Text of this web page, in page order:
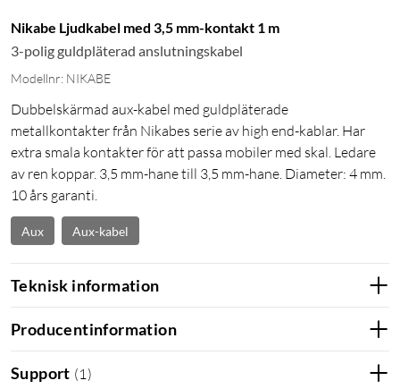
Nikabe Ljudkabel med 3,5 mm-kontakt 1 m
3-polig guldpläterad anslutningskabel
Modellnr: NIKABE
Dubbelskärmad aux-kabel med guldpläterade
metallkontakter från Nikabes serie av high end-kablar. Har
extra smala kontakter för att passa mobiler med skal. Ledare
av ren koppar. 3,5 mm-hane till 3,5 mm-hane. Diameter: 4 mm.
10 års garanti.
Aux Aux-kabel
Teknisk information
Producentinformation
Support (1 )